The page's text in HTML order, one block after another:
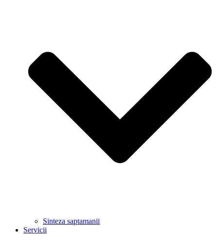
Sinteza saptamanii
Servicii